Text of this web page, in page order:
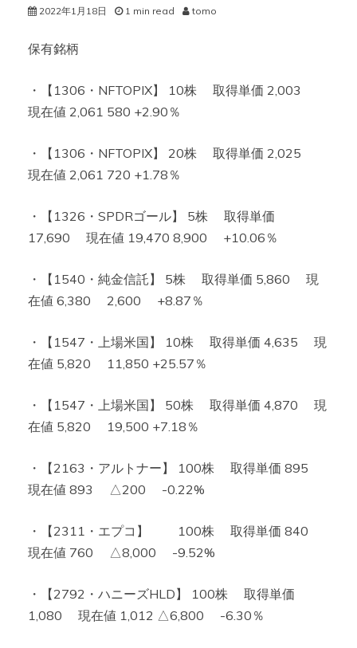
2022年1月18日 1 min read tomo
保有銘柄
・【1306・NFTOPIX】 10株 取得単価 2,003
現在値 2,061 580 +2.90％
・【1306・NFTOPIX】 20株 取得単価 2,025
現在値 2,061 720 +1.78％
・【1326・SPDRゴール】 5株 取得単価
17,690 現在値 19,470 8,900 +10.06％
・【1540・純金信託】 5株 取得単価 5,860 現
在値 6,380 2,600 +8.87％
・【1547・上場米国】 10株 取得単価 4,635 現
在値 5,820 11,850 +25.57％
・【1547・上場米国】 50株 取得単価 4,870 現
在値 5,820 19,500 +7.18％
・【2163・アルトナー】 100株 取得単価 895
現在値 893 △200 -0.22%
・【2311・エプコ】 100株 取得単価 840
現在値 760 △8,000 -9.52%
・【2792・ハニーズHLD】 100株 取得単価
1,080 現在値 1,012 △6,800 -6.30％